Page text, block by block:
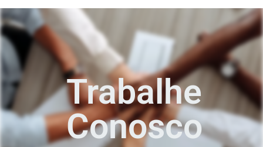
Trabalhe
Conosco